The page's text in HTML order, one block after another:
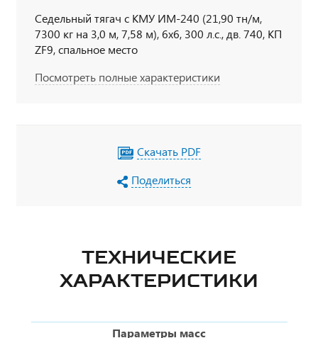
Седельный тягач с КМУ ИМ-240 (21,90 тн/м,
7300 кг на 3,0 м, 7,58 м), 6х6, 300 л.с., дв. 740, КП
ZF9, спальное место
Посмотреть полные характеристики
Скачать PDF
Поделиться
ТЕХНИЧЕСКИЕ
ХАРАКТЕРИСТИКИ
Параметры масс